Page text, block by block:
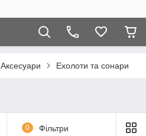
Аксесуари Ехолоти та сонари
0 Фільтри